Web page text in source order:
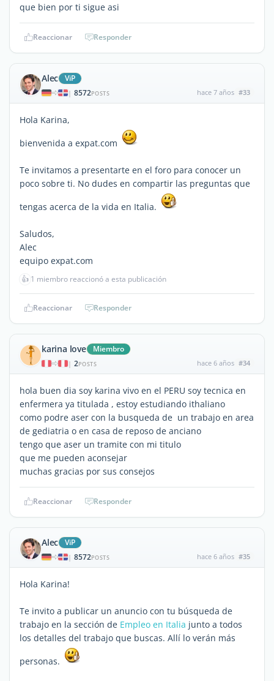
que bien por ti sigue asi
Reaccionar Responder
Alec ViP
| 8572POSTS hace 7 años #33
Hola Karina,
bienvenida a expat.com
Te invitamos a presentarte en el foro para conocer un
poco sobre ti. No dudes en compartir las preguntas que
tengas acerca de la vida en Italia.
Saludos,
Alec
equipo expat.com
👍 1 miembro reaccionó a esta publicación
Reaccionar Responder
karina love Miembro
| 2POSTS hace 6 años #34
hola buen dia soy karina vivo en el PERU soy tecnica en
enfermera ya titulada , estoy estudiando ithaliano
como podre aser con la busqueda de un trabajo en area
de gediatria o en casa de reposo de anciano
tengo que aser un tramite con mi titulo
que me pueden aconsejar
muchas gracias por sus consejos
Reaccionar Responder
Alec ViP
| 8572POSTS hace 6 años #35
Hola Karina!
Te invito a publicar un anuncio con tu búsqueda de
trabajo en la sección de Empleo en Italia junto a todos
los detalles del trabajo que buscas. Allí lo verán más
personas.